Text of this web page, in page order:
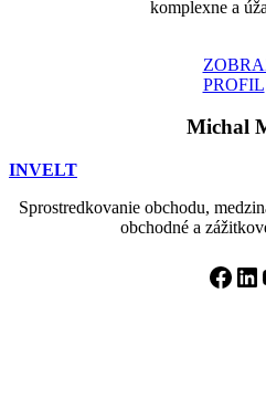
komplexne a
PROFIL
Michal
INVELT
Sprostredkovanie obchodu,
obchodné a